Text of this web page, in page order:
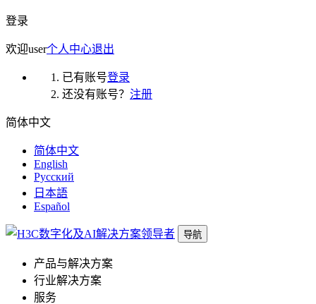
登录
欢迎user个人中心退出
已有账号登录
还没有账号？ 注册
简体中文
简体中文
English
Русский
日本語
Español
导航
产品与解决方案
行业解决方案
服务